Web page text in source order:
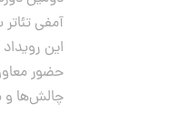
آمفی
این
حضور
چالش‌ها و